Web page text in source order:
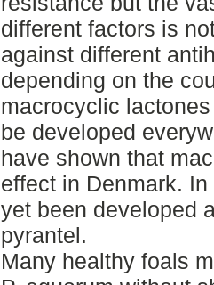
different factors is
against different
depending on the
macrocyclic
be developed
have shown that
effect in Denmark.
yet been developed
pyrantel.
Many healthy foals